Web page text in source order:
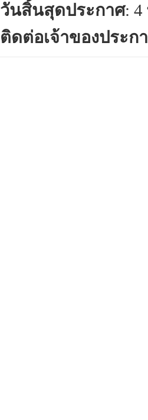
วันสิ้นสุดประกาศ: 4
ติดต่อเจ้าของประก